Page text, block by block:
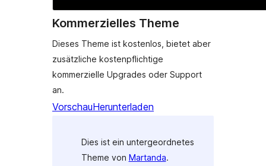
Kommerzielles Theme
Dieses Theme ist kostenlos, bietet aber
zusätzliche kostenpflichtige
kommerzielle Upgrades oder Support
an.
VorschauHerunterladen
Dies ist ein untergeordnetes
Theme von Martanda.